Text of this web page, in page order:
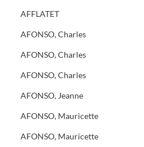
AFFLATET
AFONSO, Charles
AFONSO, Charles
AFONSO, Charles
AFONSO, Jeanne
AFONSO, Mauricette
AFONSO, Mauricette